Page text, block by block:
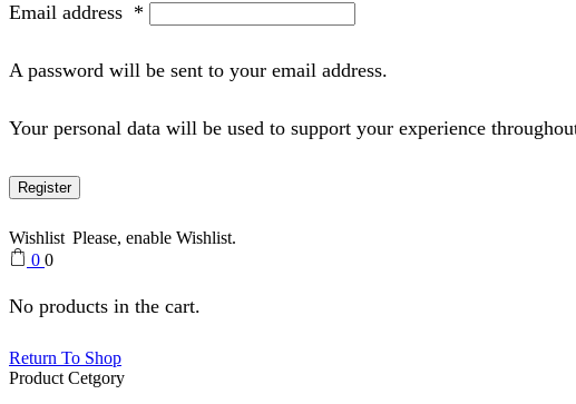
Email address *
A password will be sent to your email address.
Your personal data will be used to support your experience
Register
Wishlist Please, enable Wishlist.
0 0
No products in the cart.
Return To Shop
Product Cetgory